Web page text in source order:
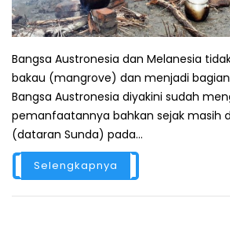
Bangsa Austronesia dan Melanesia
bakau (mangrove) dan menjadi
Bangsa Austronesia diyakini sudah
pemanfaatannya bahkan sejak masih
(dataran Sunda) pada...
Selengkapnya